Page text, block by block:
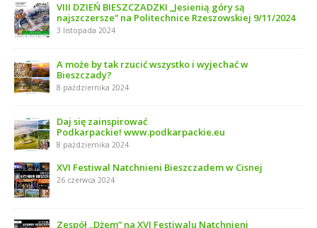
VIII DZIEŃ BIESZCZADZKI „Jesienią góry są
najszczersze” na Politechnice Rzeszowskiej 9/11/2024
3 listopada 2024
A może by tak rzucić wszystko i wyjechać w
Bieszczady?
8 października 2024
Daj się zainspirować
Podkarpackie! www.podkarpackie.eu
8 października 2024
XVI Festiwal Natchnieni Bieszczadem w Cisnej
26 czerwca 2024
Zespół „Dżem” na XVI Festiwalu Natchnieni